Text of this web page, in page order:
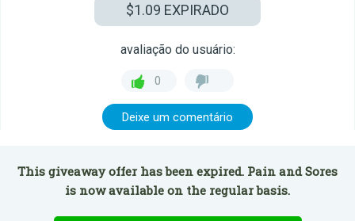
$1.09 EXPIRADO
avaliação do usuário:
0
Deixe um comentário
This giveaway offer has been expired. Pain and Sores
is now available on the regular basis.